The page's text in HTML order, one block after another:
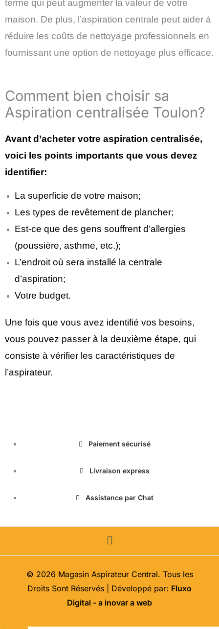
terme qui peut augmenter la valeur de votre
maison. De plus, l’aspiration centrale peut aider à
réduire les coûts de nettoyage professionnels en
fournissant une option de nettoyage plus efficace.
Comment bien choisir sa
Aspiration centralisée Toulon?
Avant d’acheter votre aspiration centralisée,
voici les points importants que vous devez
identifier:
La superficie de votre maison;
Les types de revêtement de plancher;
Est-ce que des gens souffrent d’allergies
(poussière, asthme, etc.);
L’endroit où sera installé la centrale
d’aspiration;
Votre budget.
Une fois que vous avez identifié vos besoins,
vous pouvez passer à la deuxième étape, qui
consiste à vérifier les caractéristiques de
l’aspirateur.
Paiement sécurisé
Livraison express
Assistance par Chat
Menu
© 2026 Magasin Aspirateur Central. Tous les
Droits Sont Réservés | Développé par: Fluxo
Digital - a inovar a web